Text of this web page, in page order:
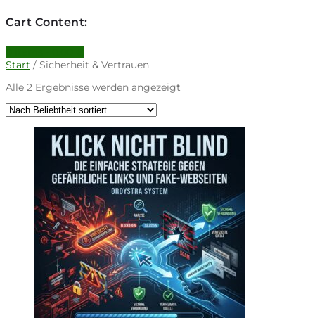
Cart Content:
Start / Sicherheit & Vertrauen
Alle 2 Ergebnisse werden angezeigt